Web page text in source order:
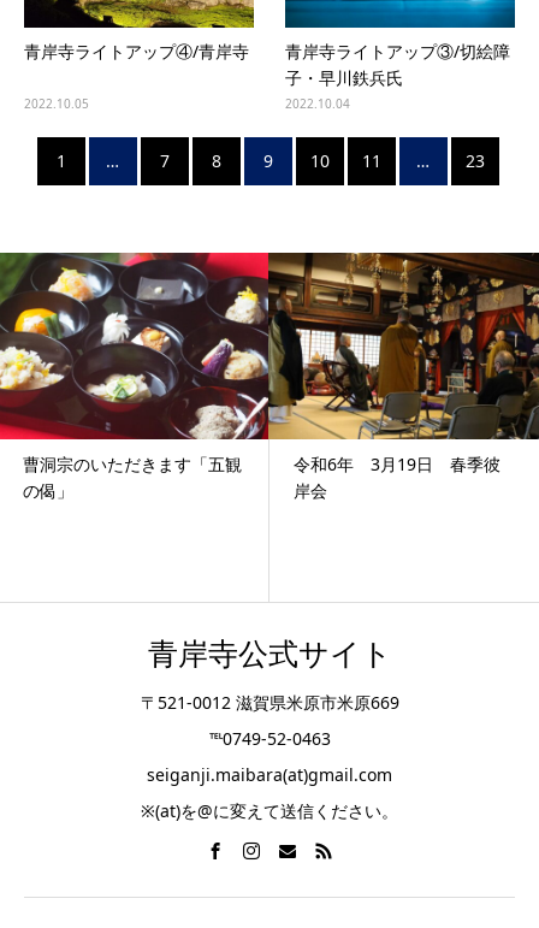
青岸寺ライトアップ④/青岸寺
2022.10.05
青岸寺ライトアップ③/切絵障
子・早川鉄兵氏
2022.10.04
1 … 7 8 9 10 11 … 23
曹洞宗のいただきます「五観
の偈」
令和6年 3月19日 春季彼
岸会
青岸寺公式サイト
〒521-0012 滋賀県米原市米原669
℡0749-52-0463
seiganji.maibara(at)gmail.com
※(at)を@に変えて送信ください。